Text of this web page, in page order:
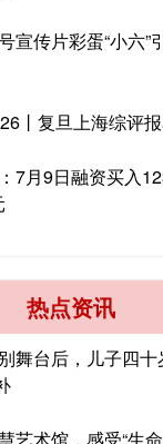
宣传片彩蛋“小六”
丨复旦上海综评
7月9日融资买入
热点资讯
舞台后，儿子四
艺术馆，感受“生